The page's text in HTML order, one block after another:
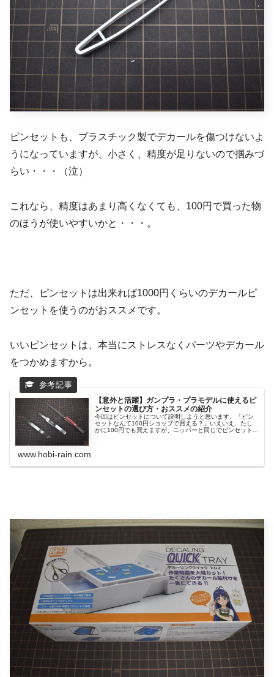
ピンセットも、プラスチック製でデカールを傷つけないよ
うになっていますが、小さく、精度が足りないので掴みづ
らい・・・（泣）
これなら、精度はあまり高くなくても、100円で買った物
のほうが使いやすいかと・・・。
ただ、ピンセットは出来れば1000円くらいのデカールピ
ンセットを使うのがおススメです。
いいピンセットは、本当にストレスなくパーツやデカール
をつかめますから。
【意外と活躍】ガンプラ・プラモデルに使えるピ
ンセットの選び方・おススメの紹介
今回はピンセットについて説明しようと思います。「ピン
セットなんて100円ショップで買える？」いえいえ、たし
かに100円でも買えますが、ニッパーと同じでピンセット...
www.hobi-rain.com